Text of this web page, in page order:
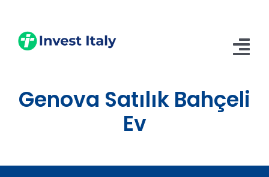
content
Anasayfa
Genova Satılık Bahçeli
Ev